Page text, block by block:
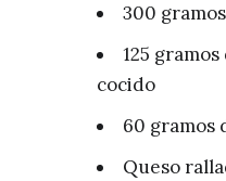
300
125
cocido
60 gramos
Queso